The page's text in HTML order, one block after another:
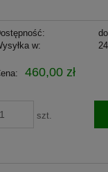
w:
460,00 zł
szt.